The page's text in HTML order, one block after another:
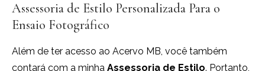
Assessoria de Estilo Personalizada Para o
Ensaio Fotográfico
Além de ter acesso ao Acervo MB, você também
contará com a minha Assessoria de Estilo. Portanto,